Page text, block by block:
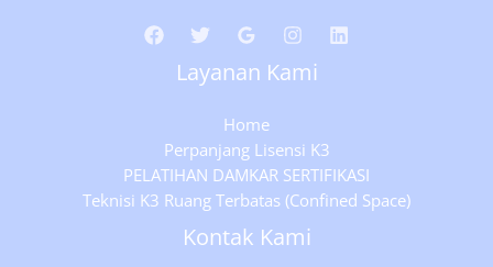
Layanan Kami
Home
Perpanjang Lisensi K3
PELATIHAN DAMKAR SERTIFIKASI
Teknisi K3 Ruang Terbatas (Confined Space)
Kontak Kami